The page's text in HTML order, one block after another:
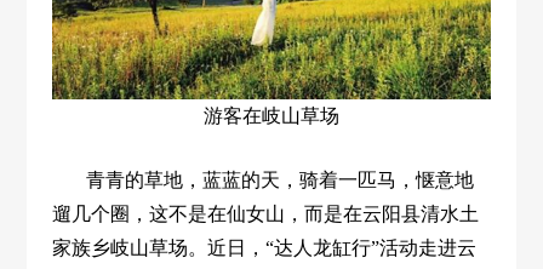
游客在岐山草场
青青的草地，蓝蓝的天，骑着一匹马，惬意地
遛几个圈，这不是在仙女山，而是在云阳县清水土
家族乡岐山草场。近日，“达人龙缸行”活动走进云